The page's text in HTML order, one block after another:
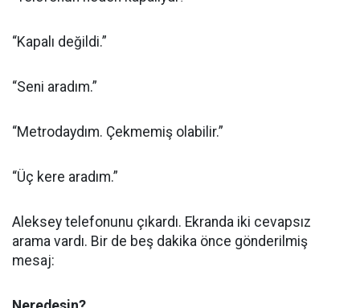
“Kapalı değildi.”
“Seni aradım.”
“Metrodaydım. Çekmemiş olabilir.”
“Üç kere aradım.”
Aleksey telefonunu çıkardı. Ekranda iki cevapsız
arama vardı. Bir de beş dakika önce gönderilmiş
mesaj: